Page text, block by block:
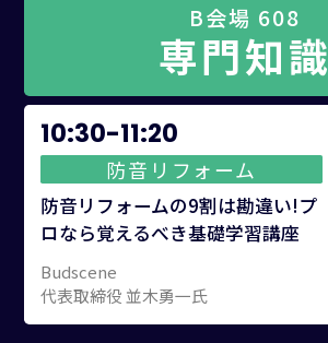
B会場 608
専門知識
10:30-11:20
防音リフォーム
防音リフォームの9割は勘違い!プ
ロなら覚えるべき基礎学習講座
Budscene
代表取締役 並木勇一氏